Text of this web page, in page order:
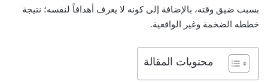
بسبب ضيق وقته، بالإضافة إلى كونه لا يعرف أهدافاً لنفسه؛ نتيجة
خططه الضخمة وغير الواقعية.
محتويات المقالة